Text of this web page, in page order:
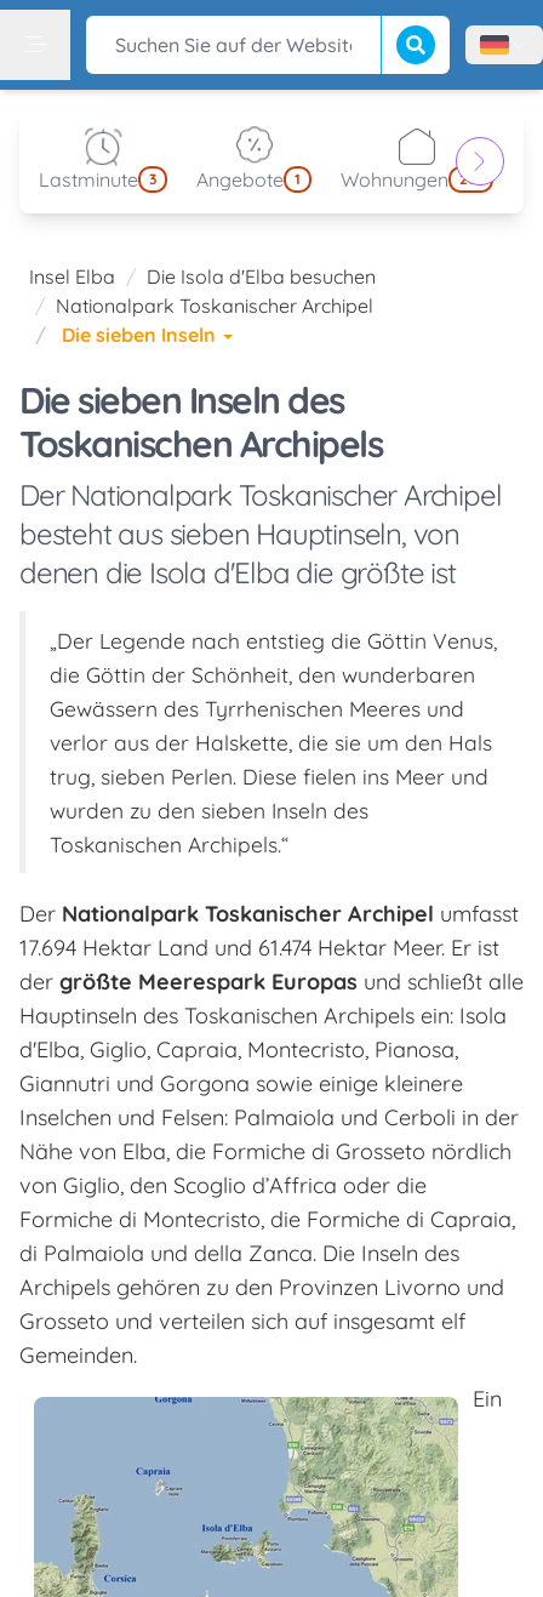
Suchen Sie auf der Website Suche beginnen
Menù
Lastminute 3 Angebote 1 Wohnungen 214
Insel Elba
Die Isola d'Elba besuchen
Nationalpark Toskanischer Archipel
Die sieben Inseln
Die sieben Inseln des
Toskanischen Archipels
Der Nationalpark Toskanischer Archipel
besteht aus sieben Hauptinseln, von
denen die Isola d'Elba die größte ist
„Der Legende nach entstieg die Göttin Venus,
die Göttin der Schönheit, den wunderbaren
Gewässern des Tyrrhenischen Meeres und
verlor aus der Halskette, die sie um den Hals
trug, sieben Perlen. Diese fielen ins Meer und
wurden zu den sieben Inseln des
Toskanischen Archipels.“
Der Nationalpark Toskanischer Archipel umfasst
17.694 Hektar Land und 61.474 Hektar Meer. Er ist
der größte Meerespark Europas und schließt alle
Hauptinseln des Toskanischen Archipels ein: Isola
d'Elba, Giglio, Capraia, Montecristo, Pianosa,
Giannutri und Gorgona sowie einige kleinere
Inselchen und Felsen: Palmaiola und Cerboli in der
Nähe von Elba, die Formiche di Grosseto nördlich
von Giglio, den Scoglio d’Affrica oder die
Formiche di Montecristo, die Formiche di Capraia,
di Palmaiola und della Zanca. Die Inseln des
Archipels gehören zu den Provinzen Livorno und
Grosseto und verteilen sich auf insgesamt elf
Gemeinden.
Ein